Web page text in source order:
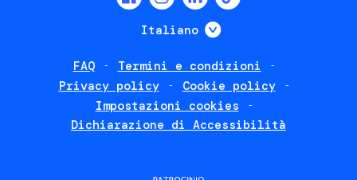
Italiano Mostra ulteriori
FAQ
Termini e condizioni
Privacy policy
Cookie policy
Impostazioni cookies
Dichiarazione di Accessibilità